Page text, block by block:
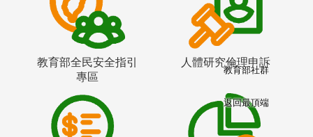
教育部全民安全指引
專區
人體研究倫理申訴
教育部社群
返回最頂端